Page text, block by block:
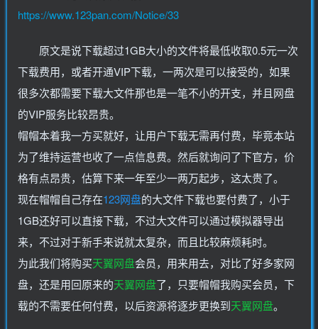
https://www.123pan.com/Notice/33
原文是说下载超过1GB大小的文件将最低收取0.5元一次
下载费用，或者开通VIP下载，一两次是可以接受的，如果
很多次都需要下载大文件那也是一笔不小的开支，并且网盘
的VIP服务比较昂贵。
帽帽本着我一方买就好，让用户下载无需再付费，毕竟本站
为了维持运营也收了一点信息费。然后就询问了下官方，价
格有点昂贵，估算下来一年至少一两万起步，这太贵了。
现在帽帽自己存在123网盘的大文件下载也要付费了，小于
1GB还好可以直接下载，不过大文件可以通过模拟器导出
来，不过对于新手来说就太复杂，而且比较麻烦耗时。
为此我们将购买天翼网盘会员，用来用去，对比了好多家网
盘，还是用回原来的天翼网盘了，只要帽帽我购买会员，下
载的不需要任何付费，以后资源将逐步更换到天翼网盘。